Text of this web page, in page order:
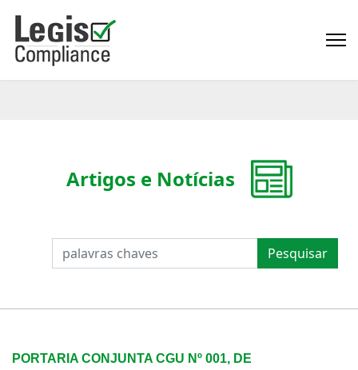
PESQUISAR Pesquisar
Artigos e Notícias
PORTARIA CONJUNTA CGU Nº 001, DE